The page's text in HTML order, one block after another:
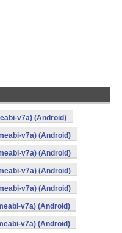
v7a) (Android)
v7a) (Android)
v7a) (Android)
v7a) (Android)
v7a) (Android)
v7a) (Android)
v7a) (Android)